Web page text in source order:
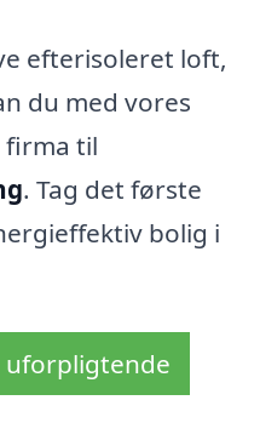
efterisoleret loft,
du med vores
firma til
. Tag det første
bolig i
uforpligtende